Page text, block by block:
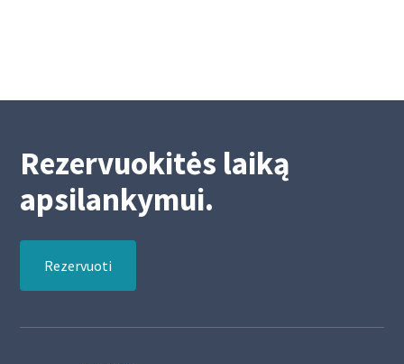
Rezervuokitės laiką
apsilankymui.
Rezervuoti